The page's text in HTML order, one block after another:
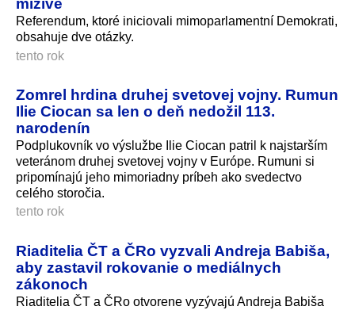
mizivé
Referendum, ktoré iniciovali mimoparlamentní Demokrati,
obsahuje dve otázky.
tento rok
Zomrel hrdina druhej svetovej vojny. Rumun
Ilie Ciocan sa len o deň nedožil 113.
narodenín
Podplukovník vo výslužbe Ilie Ciocan patril k najstarším
veteránom druhej svetovej vojny v Európe. Rumuni si
pripomínajú jeho mimoriadny príbeh ako svedectvo
celého storočia.
tento rok
Riaditelia ČT a ČRo vyzvali Andreja Babiša,
aby zastavil rokovanie o mediálnych
zákonoch
Riaditelia ČT a ČRo otvorene vyzývajú Andreja Babiša